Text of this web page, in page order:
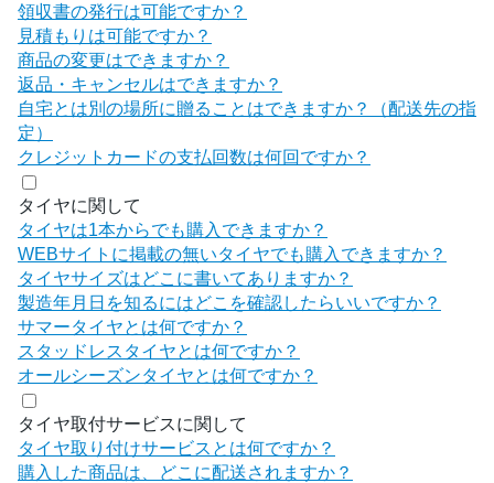
領収書の発行は可能ですか？
見積もりは可能ですか？
商品の変更はできますか？
返品・キャンセルはできますか？
自宅とは別の場所に贈ることはできますか？（配送先の指
定）
クレジットカードの支払回数は何回ですか？
タイヤに関して
タイヤは1本からでも購入できますか？
WEBサイトに掲載の無いタイヤでも購入できますか？
タイヤサイズはどこに書いてありますか？
製造年月日を知るにはどこを確認したらいいですか？
サマータイヤとは何ですか？
スタッドレスタイヤとは何ですか？
オールシーズンタイヤとは何ですか？
タイヤ取付サービスに関して
タイヤ取り付けサービスとは何ですか？
購入した商品は、どこに配送されますか？